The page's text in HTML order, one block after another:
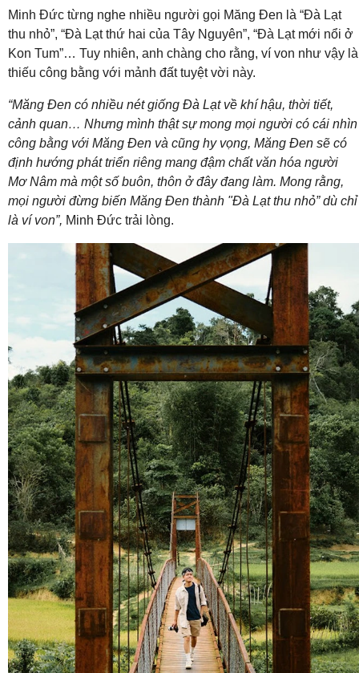
Minh Đức từng nghe nhiều người gọi Măng Đen là “Đà Lạt
thu nhỏ”, “Đà Lạt thứ hai của Tây Nguyên”, “Đà Lạt mới nổi ở
Kon Tum”… Tuy nhiên, anh chàng cho rằng, ví von như vậy là
thiếu công bằng với mảnh đất tuyệt vời này.
“Măng Đen có nhiều nét giống Đà Lạt về khí hậu, thời tiết,
cảnh quan… Nhưng mình thật sự mong mọi người có cái nhìn
công bằng với Măng Đen và cũng hy vọng, Măng Đen sẽ có
định hướng phát triển riêng mang đậm chất văn hóa người
Mơ Nâm mà một số buôn, thôn ở đây đang làm. Mong rằng,
mọi người đừng biến Măng Đen thành "Đà Lạt thu nhỏ” dù chỉ
là ví von”, Minh Đức trải lòng.